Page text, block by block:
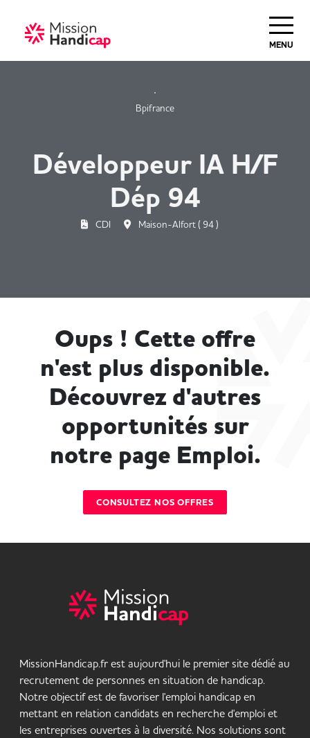
MENU
Bpifrance
Développeur IA H/F
Dép 94
CDI Maison-Alfort ( 94 )
Oups ! Cette offre
n'est plus disponible.
Découvrez d'autres
opportunités sur
notre page Emploi.
CONSULTEZ NOS OFFRES
MissionHandicap.fr est aujourd'hui le premier site dédié au
recrutement de personnes en situation de handicap.
Notre objectif est de favoriser l'emploi handicap en
mettant en relation candidats en recherche d'emploi et
les entreprises ouvertes à la diversité. Nos solutions sont